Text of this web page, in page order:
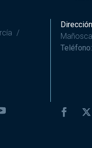
/
Teléfono: